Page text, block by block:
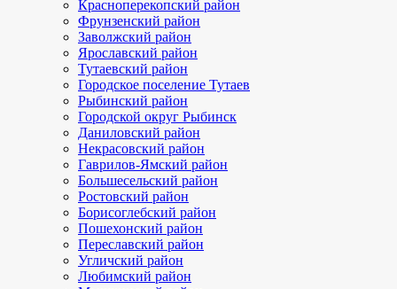
Красноперекопский район
Фрунзенский район
Заволжский район
Ярославский район
Тутаевский район
Городское поселение Тутаев
Рыбинский район
Городской округ Рыбинск
Даниловский район
Некрасовский район
Гаврилов-Ямский район
Большесельский район
Ростовский район
Борисоглебский район
Пошехонский район
Переславский район
Угличский район
Любимский район